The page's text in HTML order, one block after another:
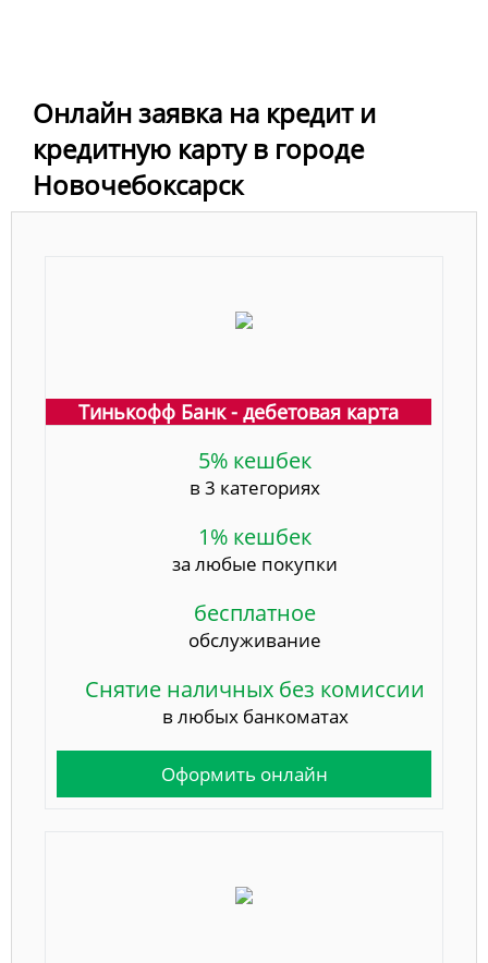
Онлайн заявка на кредит и
кредитную карту в городе
Новочебоксарск
Тинькофф Банк - дебетовая карта
5% кешбек
в 3 категориях
1% кешбек
за любые покупки
бесплатное
обслуживание
Снятие наличных без комиссии
в любых банкоматах
Оформить онлайн